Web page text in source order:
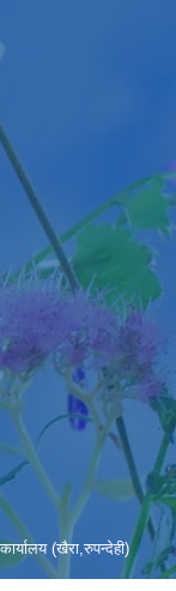
(खैरा,रुपन्देही)